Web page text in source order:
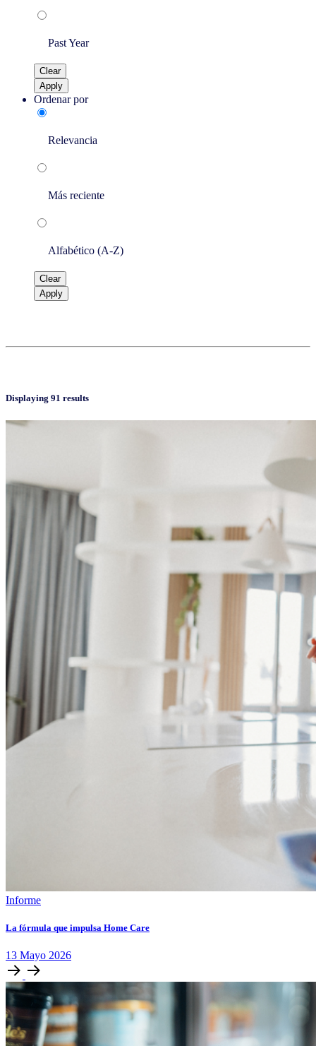
Past Year
Clear
Apply
Ordenar por
Relevancia
Más reciente
Alfabético (A-Z)
Clear
Apply
Displaying 91 results
Informe
La fórmula que impulsa Home Care
13 Mayo 2026